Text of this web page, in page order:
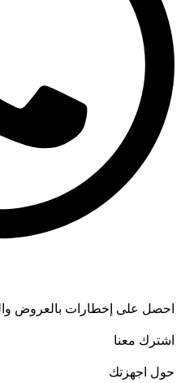
احصل على إخطارات بالعروض
اشترك معنا
حول اجهزتك